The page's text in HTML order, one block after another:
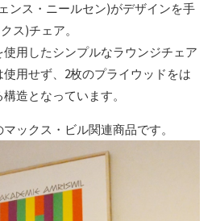
ンス・ニールセン)がデザインを手
ス)チェア。
用したシンプルなラウンジチェア
用せず、2枚のプライウッドをは
造となっています。
ックス・ビル関連商品です。